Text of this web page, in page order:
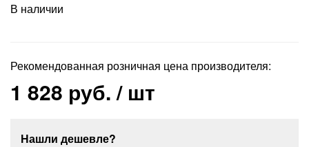
В наличии
Рекомендованная розничная цена производителя:
1 828 руб./ шт
Нашли дешевле?